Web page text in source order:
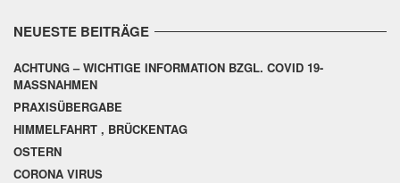
NEUESTE BEITRÄGE
ACHTUNG – WICHTIGE INFORMATION BZGL. COVID 19-
MASSNAHMEN
PRAXISÜBERGABE
HIMMELFAHRT , BRÜCKENTAG
OSTERN
CORONA VIRUS